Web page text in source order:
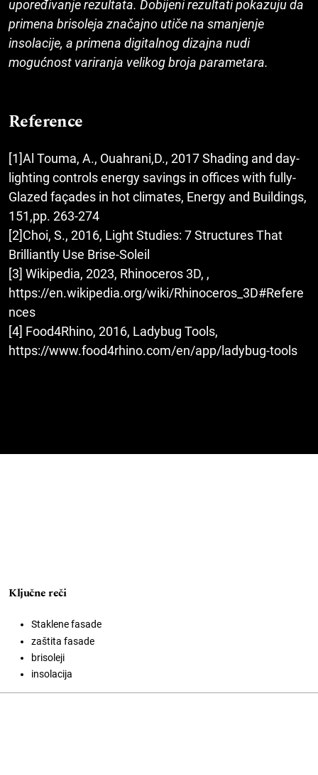
upoređivanje rezultata. Dobijeni rezultati pokazuju da
primena brisoleja značajno utiče na smanjenje
insolacije, a primena digitalnog dizajna nudi
mogućnost variranja velikog broja parametara.
Reference
[1]Al Touma, A., Ouahrani,D., 2017 Shading and day-
lighting controls energy savings in offices with fully-
Glazed façades in hot climates, Energy and Buildings,
151,pp. 263-274
[2]Choi, S., 2016, Light Studies: 7 Structures That
Brilliantly Use Brise-Soleil
[3] Wikipedia, 2023, Rhinoceros 3D, ,
https://en.wikipedia.org/wiki/Rhinoceros_3D#Refere
nces
[4] Food4Rhino, 2016, Ladybug Tools,
https://www.food4rhino.com/en/app/ladybug-tools
Ključne reči
Staklene fasade
zaštita fasade
brisoleji
insolacija